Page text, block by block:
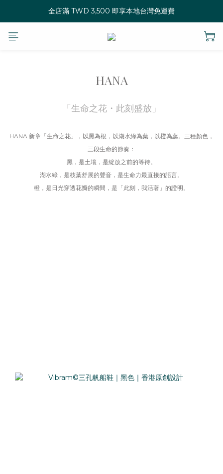
全店滿 TWD 3,500 即享本地台灣免運費
HANA
「生命之花・此刻盛放」
HANA 新章「生命之花」，以黑為根，以湖水綠為葉，以橙為蕊。三種顏色，
三段生命的節奏：
黑，是土壤，是綻放之前的等待。
湖水綠，是枝葉舒展的聲音，是生命力最直接的語言。
橙，是日光穿透花瓣的瞬間，是「此刻，我活著」的證明。